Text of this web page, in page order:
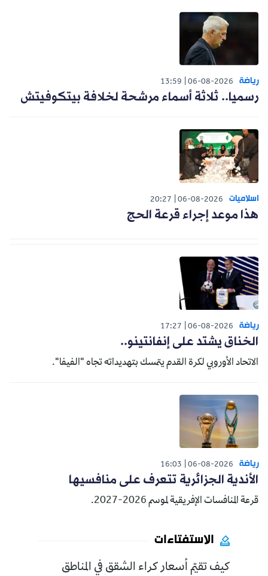
رياضة 06-08-2026
13:59
رسميا.. ثلاثة أسماء مرشحة لخلافة بيتكوفيتش
اسلاميات 06-08-2026
20:27
هذا موعد إجراء قرعة الحج
رياضة 06-08-2026
17:27
الخناق يشتد على إنفانتينو..
الاتحاد الأوروبي لكرة القدم يتمسك بتهديداته تجاه "الفيفا".
رياضة 06-08-2026
16:03
الأندية الجزائرية تتعرف على منافسيها
قرعة المنافسات الإفريقية لموسم 2026-2027.
الاستفتاءات
كيف تقيّم أسعار كراء الشقق في المناطق